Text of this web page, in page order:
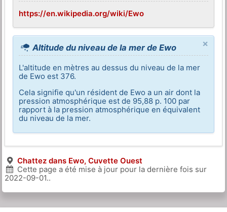
https://en.wikipedia.org/wiki/Ewo
×
Altitude du niveau de la mer de Ewo
L'altitude en mètres au dessus du niveau de la mer
de Ewo est 376.
Cela signifie qu'un résident de Ewo a un air dont la
pression atmosphérique est de 95,88 p. 100 par
rapport à la pression atmosphérique en équivalent
du niveau de la mer.
Chattez dans Ewo, Cuvette Ouest
Cette page a été mise à jour pour la dernière fois sur
2022-09-01..